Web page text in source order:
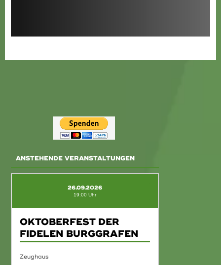
ANSTEHENDE VERANSTALTUNGEN
26.09.2026
19:00 Uhr
OKTOBERFEST DER
FIDELEN BURGGRAFEN
Zeughaus